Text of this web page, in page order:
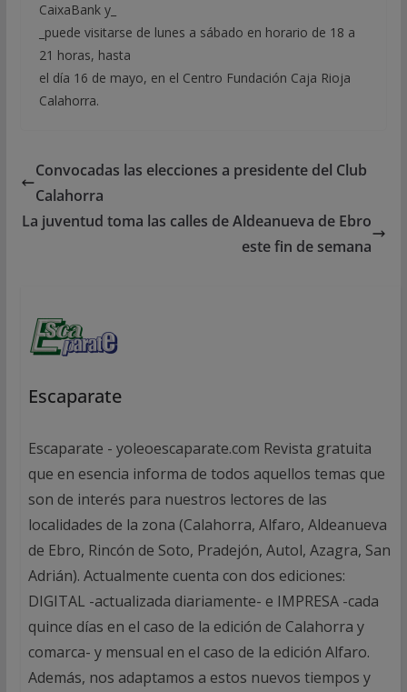
CaixaBank y_
_puede visitarse de lunes a sábado en horario de 18 a
21 horas, hasta
el día 16 de mayo, en el Centro Fundación Caja Rioja
Calahorra.
Convocadas las elecciones a presidente del Club
Calahorra
La juventud toma las calles de Aldeanueva de Ebro
este fin de semana
Escaparate
Escaparate - yoleoescaparate.com Revista gratuita
que en esencia informa de todos aquellos temas que
son de interés para nuestros lectores de las
localidades de la zona (Calahorra, Alfaro, Aldeanueva
de Ebro, Rincón de Soto, Pradejón, Autol, Azagra, San
Adrián). Actualmente cuenta con dos ediciones:
DIGITAL -actualizada diariamente- e IMPRESA -cada
quince días en el caso de la edición de Calahorra y
comarca- y mensual en el caso de la edición Alfaro.
Además, nos adaptamos a estos nuevos tiempos y